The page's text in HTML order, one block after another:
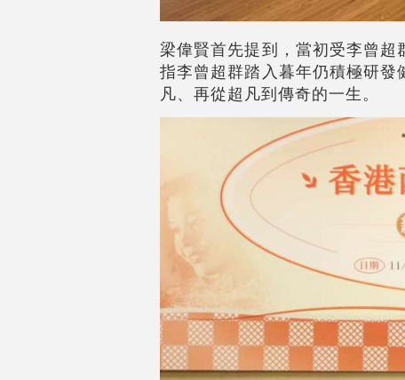
梁偉賢首先提到，當初受李曾
指李曾超群踏入暮年仍積極研
凡、再從超凡到傳奇的一生。